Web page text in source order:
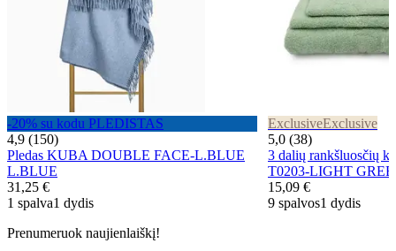
-20% su kodu PLEDISTAS
4,9 (150)
Pledas KUBA DOUBLE FACE-L.BLUE
L.BLUE
31,25 €
1 spalva1 dydis
ExclusiveExclusive
5,0 (38)
3 dalių rankšluosčių
T0203-LIGHT
15,09 €
9 spalvos1 dydis
Prenumeruok naujienlaiškį!